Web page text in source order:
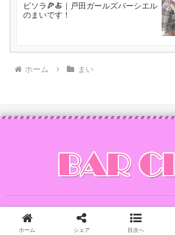
ピソラ🍕🍝｜戸田ガールズバーシエル
のまいです！
ホーム まい
Copyright © 2014 CIEL All
ホーム シェア 目次へ